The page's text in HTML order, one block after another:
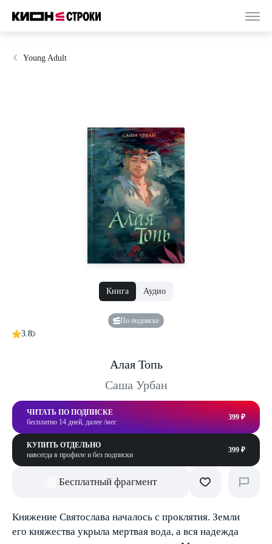
Young Adult
Книга Аудио
По подписке
3.8
Алая Топь
Саша Урбан
ЧИТАТЬ ПО ПОДПИСКЕ
бесплатно 14 дней, далее /мес
399 ₽
КУПИТЬ ОТДЕЛЬНО
навсегда в профиле и без подписки
399 ₽
Бесплатный фрагмент
Княжение Святослава началось с проклятия. Земли
его княжества укрыла мертвая вода, а вся надежда